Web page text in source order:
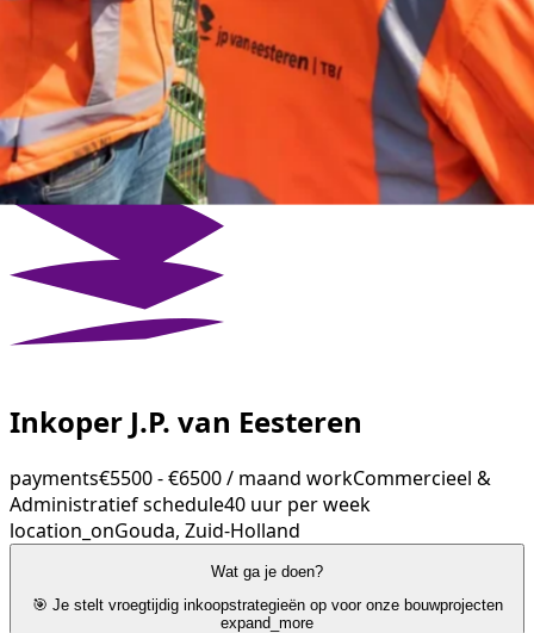
Inkoper J.P. van Eesteren
payments€5500 - €6500 / maand workCommercieel &
Administratiefschedule40 uur per week
location_onGouda, Zuid-Holland
Wat ga je doen?
🎯 Je stelt vroegtijdig inkoopstrategieën op voor onze bouwprojecten
expand_more